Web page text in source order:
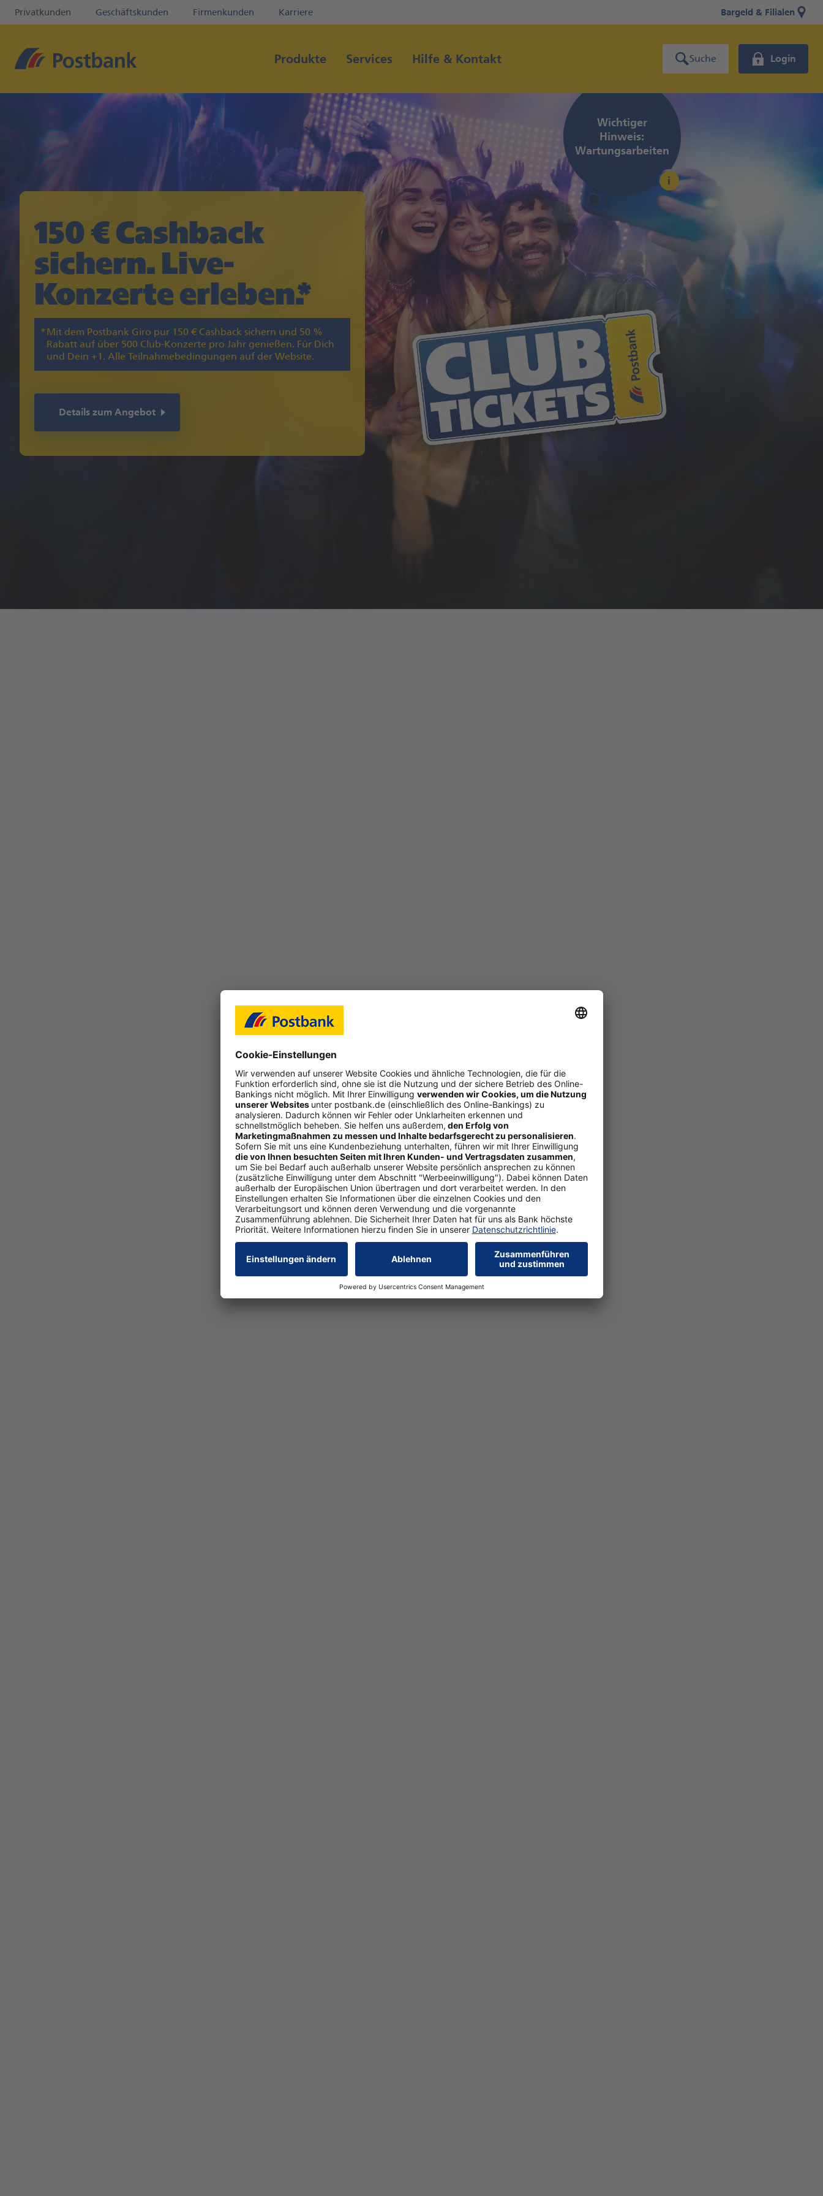
Direkt zur Hauptnavigation (Enter drücken) Bargeld & Filialen
Privatkunden Geschäftskunden Firmenkunden Karriere
Suche Login
Produkte Services Hilfe & Kontakt
150 € Cashback
sichern. Live-
Konzerte erleben.
Mit dem Postbank Giro pur 150 € Cashback sichern und 50 %
Rabatt auf über 500 Club-Konzerte pro Jahr genießen. Für Dich
und Dein +1. Alle Teilnahmebedingungen auf der Website.
Details zum Angebot
Wichtiger
Hinweis:
Wartungs­arbeiten